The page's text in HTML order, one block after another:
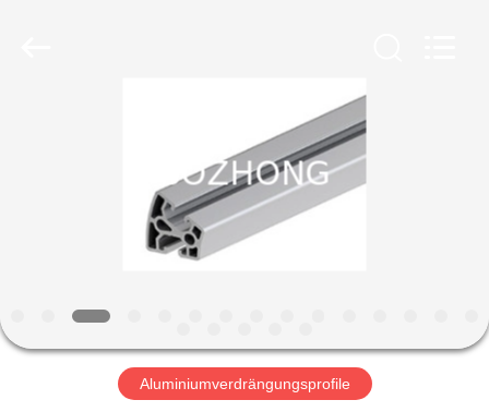
PRODUKTE
FABRIK-
AUSFLUGAluminiumverdrängungsprofile